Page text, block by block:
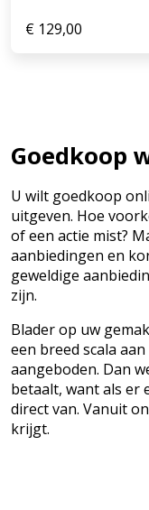
€ 129,00
Goedkoop
U wilt goedkoop
uitgeven. Hoe
of een actie mist?
aanbiedingen en
geweldige
zijn.
Blader op uw
een breed scala
aangeboden. Dan
betaalt, want als er
direct van. Vanuit
krijgt.